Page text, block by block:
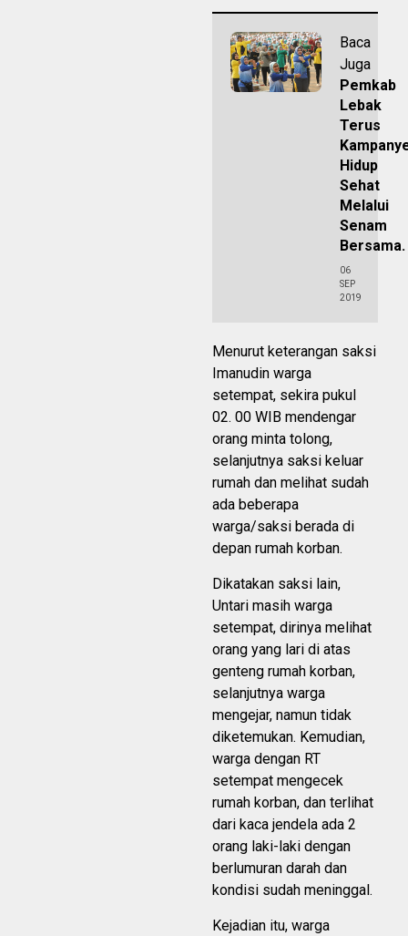
Baca
Juga
Pemkab
Lebak
Terus
Hidup
Sehat
Melalui
Senam
Bersama.
06
SEP
2019
Menurut keterangan saksi
Imanudin warga
setempat, sekira pukul
02. 00 WIB mendengar
orang minta tolong,
selanjutnya saksi keluar
rumah dan melihat sudah
ada beberapa
warga/saksi berada di
depan rumah korban.
Dikatakan saksi lain,
Untari masih warga
setempat, dirinya melihat
orang yang lari di atas
genteng rumah korban,
selanjutnya warga
mengejar, namun tidak
diketemukan. Kemudian,
warga dengan RT
setempat mengecek
rumah korban, dan terlihat
dari kaca jendela ada 2
orang laki-laki dengan
berlumuran darah dan
kondisi sudah meninggal.
Kejadian itu, warga